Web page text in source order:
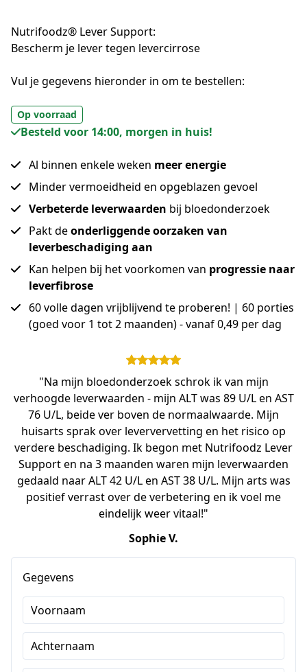
Nutrifoodz® Lever Support:
Bescherm je lever tegen levercirrose
Vul je gegevens hieronder in om te bestellen:
Op voorraad
Besteld voor 14:00, morgen in huis!
Al binnen enkele weken meer energie
Minder vermoeidheid en opgeblazen gevoel
Verbeterde leverwaarden bij bloedonderzoek
Pakt deonderliggende oorzaken van
leverbeschadiging aan
Kan helpen bij het voorkomen van progressie naar
leverfibrose
60 volle dagen vrijblijvend te proberen! | 60 porties
(goed voor 1 tot 2 maanden) - vanaf 0,49 per dag
"Na mijn bloedonderzoek schrok ik van mijn
verhoogde leverwaarden - mijn ALT was 89 U/L en AST
76 U/L, beide ver boven de normaalwaarde. Mijn
huisarts sprak over leververvetting en het risico op
verdere beschadiging. Ik begon met Nutrifoodz Lever
Support en na 3 maanden waren mijn leverwaarden
gedaald naar ALT 42 U/L en AST 38 U/L. Mijn arts was
positief verrast over de verbetering en ik voel me
eindelijk weer vitaal!"
Sophie V.
Gegevens
Voornaam
Achternaam